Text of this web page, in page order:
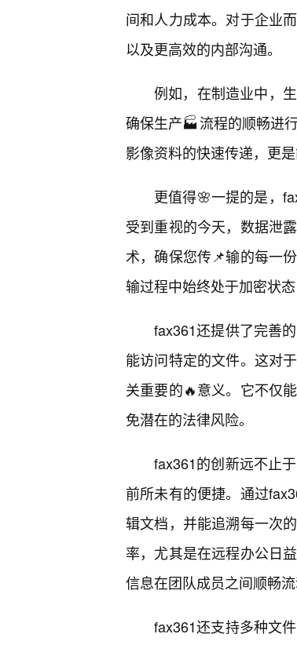
间和人力成本。对于企业
以及更高效的内部沟通。
例如，在制造业中，
确保生产🏭流程的顺畅进
影像资料的快速传递，更
更值得🌸一提的是，
受到重视的今天，数据泄
术，确保您传📌输的每一
输过程中始终处于加密状
fax361还提供了完善
能访问特定的文件。这对
关重要的🔥意义。它不仅
免潜在的法律风险。
fax361的创新远不止
前所未有的便捷。通过
辑文档，并能追溯每一次
率，尤其是在远程办公日
信息在团队成员之间顺畅
fax361还支持多种文